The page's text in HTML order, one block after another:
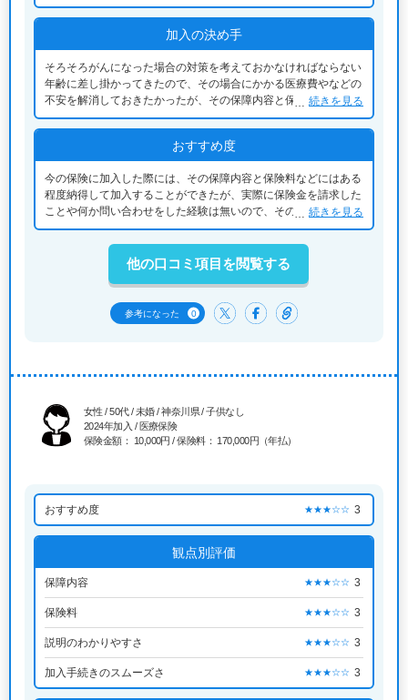
加入の決め手
そろそろがんになった場合の対策を考えておかなければならない
年齢に差し掛かってきたので、その場合にかかる医療費やなどの
不安を解消しておきたかったが、その保障内容と保険料が比較的
よかったことが決め手になった。
続きを見る
おすすめ度
今の保険に加入した際には、その保障内容と保険料などにはある
程度納得して加入することができたが、実際に保険金を請求した
ことや何か問い合わせをした経験は無いので、その際にどれくら
いスムーズに解決するのかなど判断できないことが多いので普通
としか判断はできない。
続きを見る
参考になった 0
他の口コミ項目を閲覧する
女性 / 50代 / 未婚 / 神奈川県 / 子供なし
2024年加入 / 医療保険
保険金額： 10,000円 / 保険料： 170,000円（年払）
おすすめ度 ★★★☆☆ 3
観点別評価
保障内容 ★★★☆☆ 3
保険料 ★★★☆☆ 3
説明のわかりやすさ ★★★☆☆ 3
加入手続きのスムーズさ ★★★☆☆ 3